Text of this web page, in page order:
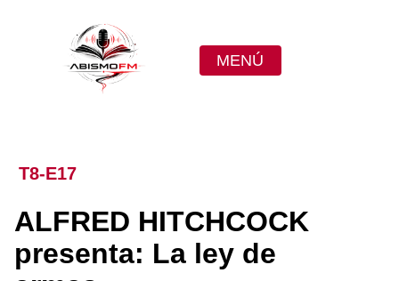
MENÚ
T8-E17
ALFRED HITCHCOCK
presenta: La ley de